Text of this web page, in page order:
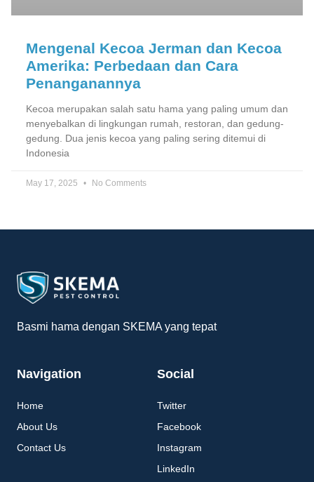
Mengenal Kecoa Jerman dan Kecoa
Amerika: Perbedaan dan Cara
Penanganannya
Kecoa merupakan salah satu hama yang paling umum dan
menyebalkan di lingkungan rumah, restoran, dan gedung-
gedung. Dua jenis kecoa yang paling sering ditemui di
Indonesia
May 17, 2025 No Comments
Basmi hama dengan SKEMA yang tepat
Navigation
Home
About Us
Contact Us
Social
Twitter
Facebook
Instagram
LinkedIn